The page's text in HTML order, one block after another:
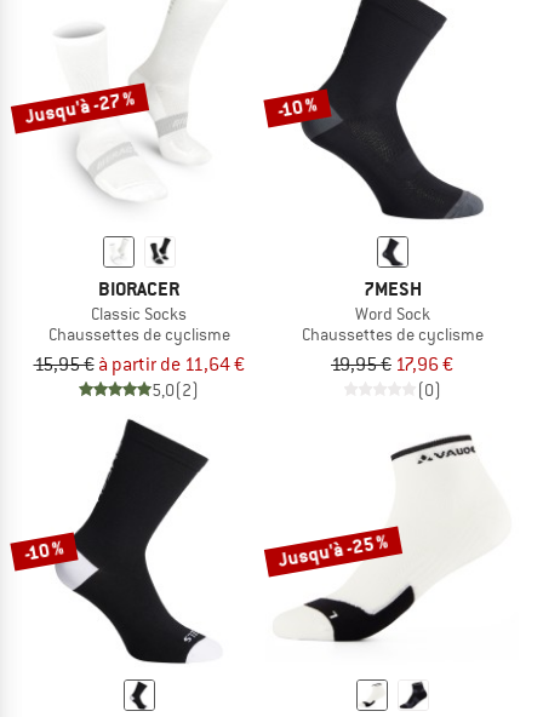
Jusqu'à -27 %
BIORACER
Classic Socks
Chaussettes de cyclisme
15,95 € à partir de 11,64 €
5,0(2)
-10 %
7MESH
Word Sock
Chaussettes de cyclisme
19,95 € 17,96 €
(0)
-10 % Jusqu'à -25 %